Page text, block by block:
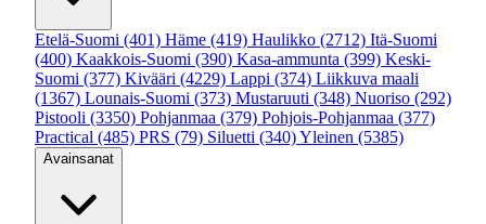
Etelä-Suomi (401) Häme (419) Haulikko (2712) Itä-Suomi
(400) Kaakkois-Suomi (390) Kasa-ammunta (399) Keski-
Suomi (377) Kivääri (4229) Lappi (374) Liikkuva maali
(1367) Lounais-Suomi (373) Mustaruuti (348) Nuoriso (292)
Pistooli (3350) Pohjanmaa (379) Pohjois-Pohjanmaa (377)
Practical (485) PRS (79) Siluetti (340)Yleinen (5385)
Avainsanat